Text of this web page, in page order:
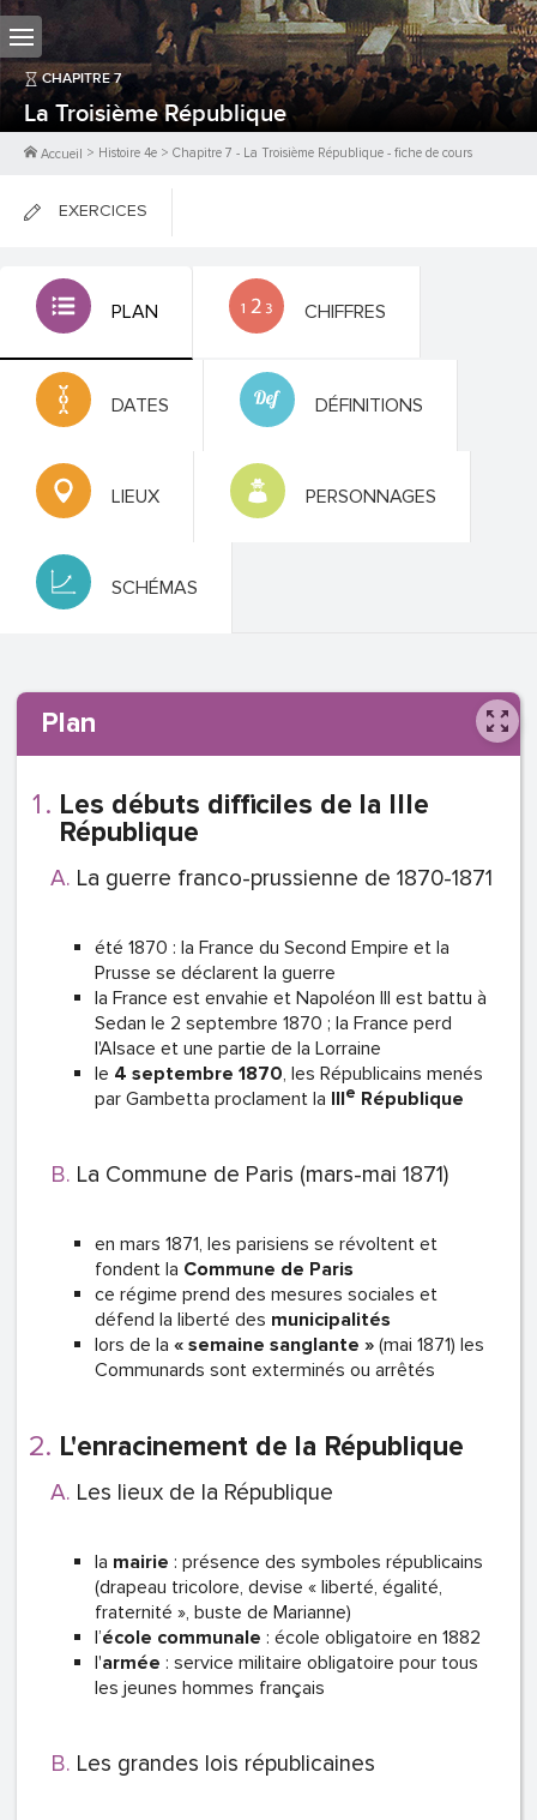
CHAPITRE7
La Troisième République
Accueil > Histoire 4e > Chapitre 7 - La Troisième République - fiche de cours
EXERCICES
FICHES DE COURS
PLAN CHIFFRES
DATES DÉFINITIONS
LIEUX PERSONNAGES
SCHÉMAS
Plan
Les débuts difficiles de la IIIe
République
La guerre franco-prussienne de 1870-1871
été 1870 : la France du Second Empire et la
Prusse se déclarent la guerre
la France est envahie et Napoléon III est battu à
Sedan le 2 septembre 1870 ; la France perd
l'Alsace et une partie de la Lorraine
le 4 septembre 1870, les Républicains menés
par Gambetta proclament la IIIe République
La Commune de Paris (mars-mai 1871)
en mars 1871, les parisiens se révoltent et
fondent la Commune de Paris
ce régime prend des mesures sociales et
défend la liberté des municipalités
lors de la « semaine sanglante » (mai 1871) les
Communards sont exterminés ou arrêtés
L'enracinement de la République
Les lieux de la République
la mairie : présence des symboles républicains
(drapeau tricolore, devise « liberté, égalité,
fraternité », buste de Marianne)
l’école communale : école obligatoire en 1882
l'armée : service militaire obligatoire pour tous
les jeunes hommes français
Les grandes lois républicaines